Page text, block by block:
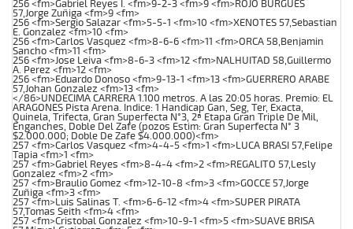
256 <fm>Gabriel Reyes I. <fm>9-2-3 <fm>9 <fm>ROJO BURGUES
57,Jorge Zuñiga <fm>9 <fm>
256 <fm>Sergio Salazar <fm>5-5-1 <fm>10 <fm>XENOTES 57,Sebastian
E. Gonzalez <fm>10 <fm>
256 <fm>Carlos Vasquez <fm>8-6-6 <fm>11 <fm>ORCA 58,Benjamin
Sancho <fm>11 <fm>
256 <fm>Jose Leiva <fm>8-6-3 <fm>12 <fm>NALHUITAD 58,Guillermo
A. Perez <fm>12 <fm>
256 <fm>Eduardo Donoso <fm>9-13-1 <fm>13 <fm>GUERRERO ARABE
57,Johan Gonzalez <fm>13 <fm>
</86>UNDECIMA CARRERA 1.100 metros. A las 20:05 horas. Premio: EL
ARAGONES Pista Arena. Indice: 1 Handicap Gan, Seg, Ter, Exacta,
Quinela, Trifecta, Gran Superfecta N°3, 2ª Etapa Gran Triple De Mil,
Enganches, Doble Del Zafe (pozos Estim: Gran Superfecta N° 3
$2.000.000; Doble De Zafe $4.000.000)<fm>
257 <fm>Carlos Vasquez <fm>4-4-5 <fm>1 <fm>LUCA BRASI 57,Felipe
Tapia <fm>1 <fm>
257 <fm>Gabriel Reyes <fm>8-4-4 <fm>2 <fm>REGALITO 57,Lesly
Gonzalez <fm>2 <fm>
257 <fm>Braulio Gomez <fm>12-10-8 <fm>3 <fm>GOCCE 57,Jorge
Zuñiga <fm>3 <fm>
257 <fm>Luis Salinas T. <fm>6-6-12 <fm>4 <fm>SUPER PIRATA
57,Tomas Seith <fm>4 <fm>
257 <fm>Cristobal Gonzalez <fm>10-9-1 <fm>5 <fm>SUAVE BRISA